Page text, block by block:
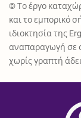
© Το έργο
και το εμπορικό
ιδιοκτησία της
αναπαραγωγή σε
χωρίς γραπτή